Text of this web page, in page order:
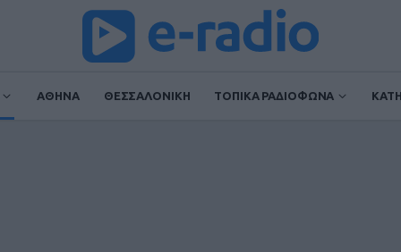
ΑΘΗΝΑ ΘΕΣΣΑΛΟΝΙΚΗ ΤΟΠΙΚΑ ΡΑΔΙΟΦΩΝΑ